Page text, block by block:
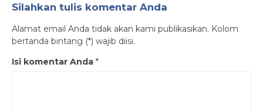
Silahkan tulis komentar Anda
Alamat email Anda tidak akan kami publikasikan. Kolom
bertanda bintang (*) wajib diisi.
Isi komentar Anda *